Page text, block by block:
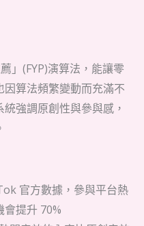
」(FYP)演算法，能讓零
算法頻繁變動而充滿不
強調原創性與參與感，
官方數據，參與平台熱
會提升 70%